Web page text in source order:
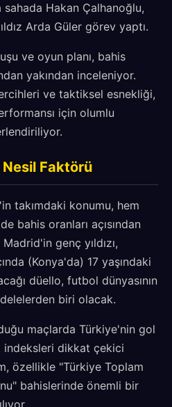
Hakan Çalhanoğlu,
Arda Güler görev yaptı.
ve oyun planı, bahis
yakından inceleniyor.
ve taktiksel esnekliği,
için olumlu
Faktörü
takımdaki konumu, hem
bahis oranları açısından
genç yıldızı,
(Konya'da) 17 yaşındaki
düello, futbol dünyasının
biri olacak.
maçlarda Türkiye'nin gol
indeksleri dikkat çekici
özellikle "Türkiye Toplam
bahislerinde önemli bir